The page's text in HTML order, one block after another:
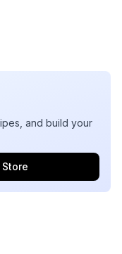
and build your